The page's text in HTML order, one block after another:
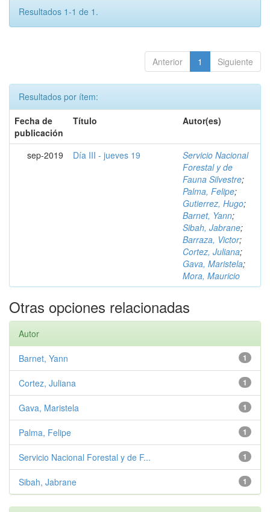
Resultados 1-1 de 1.
Anterior 1 Siguiente
Resultados por ítem:
Fecha de
publicación
Título Autor(es)
sep-2019 Día III - jueves 19
Servicio Nacional
Forestal y de
Fauna Silvestre;
Palma, Felipe;
Gutierrez, Hugo;
Barnet, Yann;
Sibah, Jabrane;
Barraza, Victor;
Cortez, Juliana;
Gava, Maristela;
Mora, Mauricio
Otras opciones relacionadas
Autor
1
Barnet, Yann
1
Cortez, Juliana
1
Gava, Maristela
1
Palma, Felipe
1
Servicio Nacional Forestal y de F...
1
Sibah, Jabrane